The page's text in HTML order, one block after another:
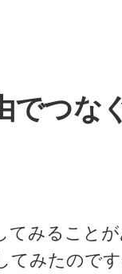
でつな
てみること
てみたので